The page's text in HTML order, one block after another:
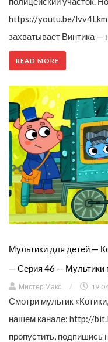
https://youtu.be/
захватывает Винтика —
READ MORE
Мультики для детей —
— Серия 46 — Мультики
Мистер Макс /
Смотри мультик
нашем канале: http://
пропустить, подпишись